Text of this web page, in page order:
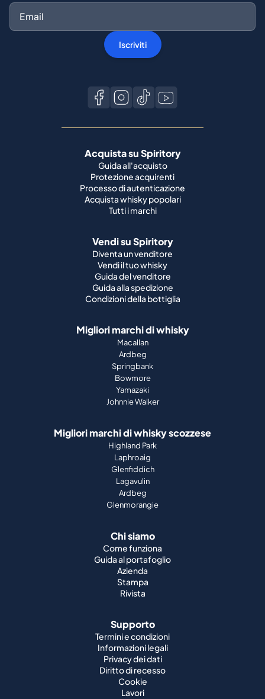
Iscriviti
Acquista su Spiritory
Guida all'acquisto
Protezione acquirenti
Processo di autenticazione
Acquista whisky popolari
Tutti i marchi
Vendi su Spiritory
Diventa un venditore
Vendi il tuo whisky
Guida del venditore
Guida alla spedizione
Condizioni della bottiglia
Migliori marchi di whisky
Macallan
Ardbeg
Springbank
Bowmore
Yamazaki
Johnnie Walker
Migliori marchi di whisky scozzese
Highland Park
Laphroaig
Glenfiddich
Lagavulin
Ardbeg
Glenmorangie
Chi siamo
Come funziona
Guida al portafoglio
Azienda
Stampa
Rivista
Supporto
Termini e condizioni
Informazioni legali
Privacy dei dati
Diritto di recesso
Cookie
Lavori